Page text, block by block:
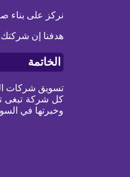
نركز على بناء
هدفنا إن
الخاتمة
تسويق شركات
كل شركة تبغى
وخبرتها في